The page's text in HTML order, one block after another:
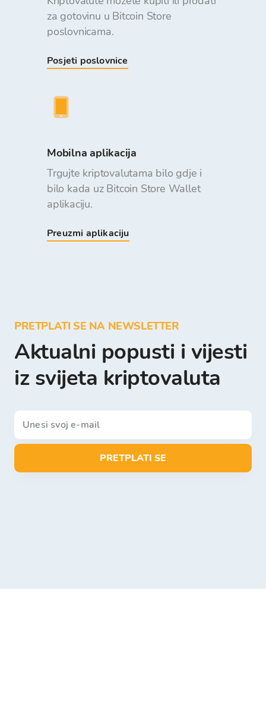
za gotovinu u Bitcoin Store
poslovnicama.
Posjeti poslovnice
Mobilna aplikacija
Trgujte kriptovalutama bilo gdje i
bilo kada uz Bitcoin Store Wallet
aplikaciju.
Preuzmi aplikaciju
PRETPLATI SE NA NEWSLETTER
Aktualni popusti i vijesti
iz svijeta kriptovaluta
PRETPLATI SE